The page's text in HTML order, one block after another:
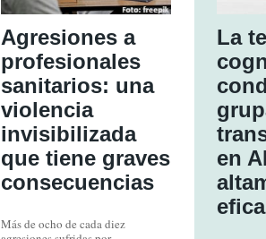
Agresiones a
profesionales
sanitarios: una
violencia
invisibilizada
que tiene graves
consecuencias
Más de ocho de cada diez
La
en